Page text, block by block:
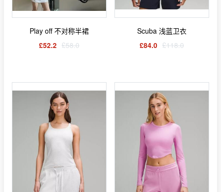
Play off 不对称半裙
£52.2 £58.0
Scuba 浅蓝卫衣
£84.0 £118.0